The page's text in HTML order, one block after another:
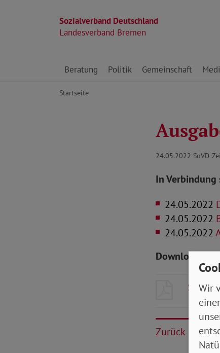
Sozialverband Deutschland
Landesverband Bremen
Direkt zu den Inhalten springen
Beratung Politik Gemeinschaft
Startseite
24.05.2022 SoVD-
In
24.05.2022
24.05.2022
24.05.2022
Downloads
SoVD-
Zurück
Wir